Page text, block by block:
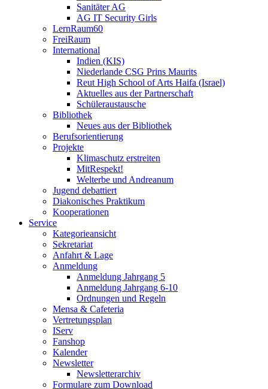
Sanitäter AG
AG IT Security Girls
LernRaum60
FreiRaum
International
Indien (KIS)
Niederlande CSG Prins Maurits
Reut High School of Arts Haifa (Israel)
Aktuelles aus der Partnerschaft
Schüleraustausche
Bibliothek
Neues aus der Bibliothek
Berufsorientierung
Projekte
Klimaschutz erstreiten
MitRespekt!
Welterbe und Andreanum
Jugend debattiert
Diakonisches Praktikum
Kooperationen
Service
Kategorieansicht
Sekretariat
Anfahrt & Lage
Anmeldung
Anmeldung Jahrgang 5
Anmeldung Jahrgang 6-10
Ordnungen und Regeln
Mensa & Cafeteria
Vertretungsplan
IServ
Fanshop
Kalender
Newsletter
Newsletterarchiv
Formulare zum Download